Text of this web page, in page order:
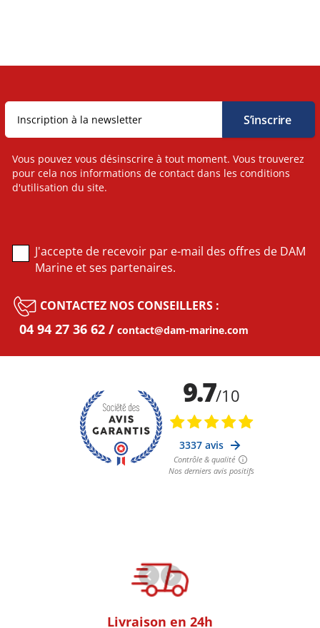
Livraison en 24h
Vous pouvez vous désinscrire à tout moment. Vous trouverez
pour cela nos informations de contact dans les conditions
d'utilisation du site.
J'accepte de recevoir par e-mail des offres de DAM
Marine et ses partenaires.
CONTACTEZ NOS CONSEILLERS :
04 94 27 36 62 contact@dam-marine.com